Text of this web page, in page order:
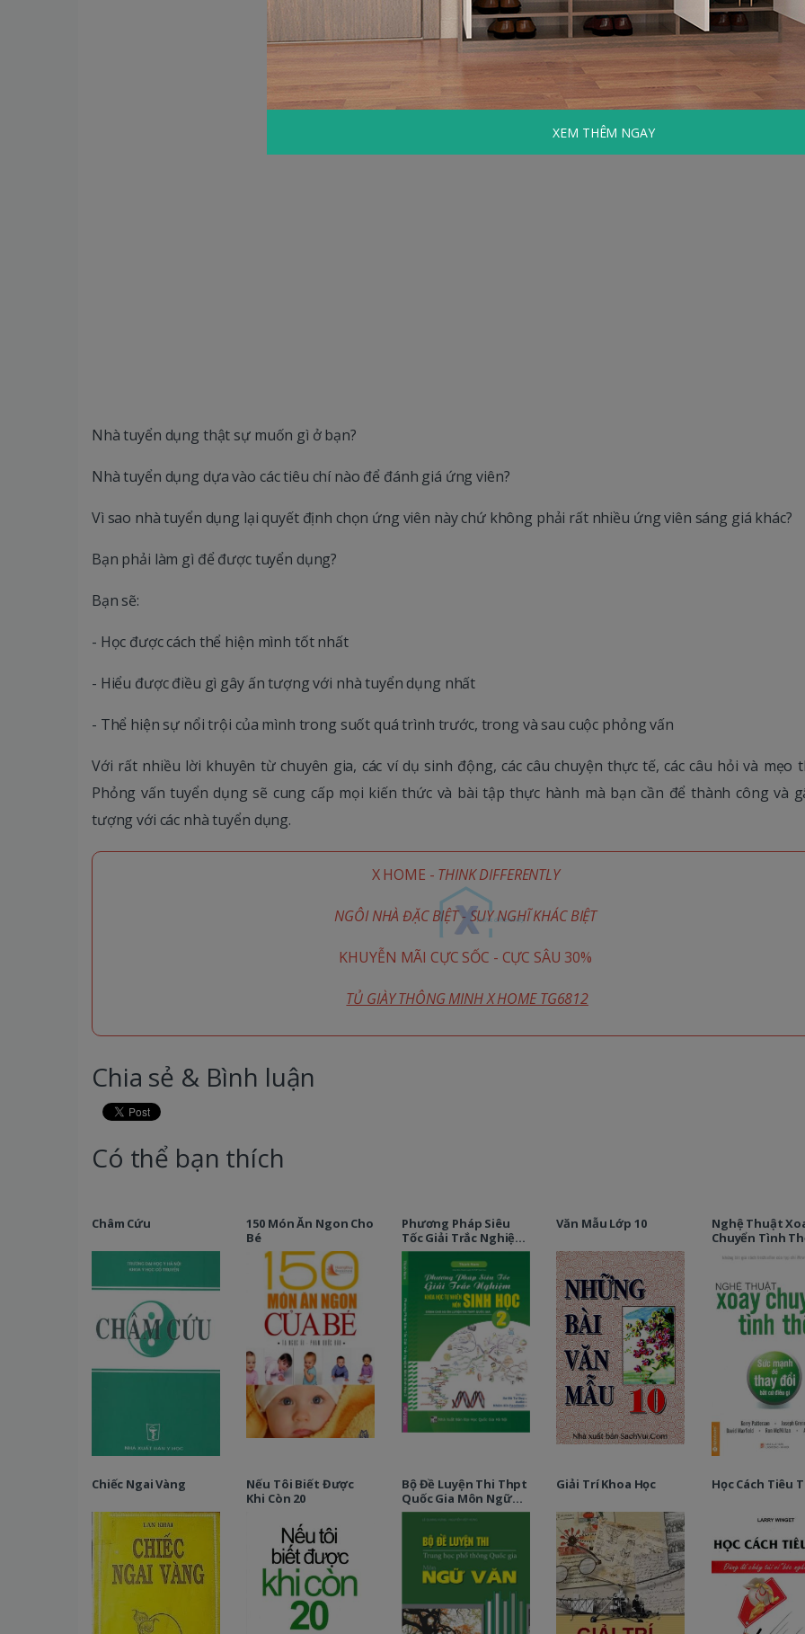
Nhà tuyển dụng thật sự muốn gì ở bạn?
Nhà tuyển dụng dựa vào các tiêu chí nào để đánh giá ứng viên?
Vì sao nhà tuyển dụng lại quyết định chọn ứng viên này chứ không phải rất nhiều ứng viên sáng giá khác?
Bạn phải làm gì để được tuyển dụng?
Bạn sẽ:
- Học được cách thể hiện mình tốt nhất
- Hiểu được điều gì gây ấn tượng với nhà tuyển dụng nhất
- Thể hiện sự nổi trội của mình trong suốt quá trình trước, trong và sau cuộc phỏng vấn
Với rất nhiều lời khuyên từ chuyên gia, các ví dụ sinh động, các câu chuyện thực tế, các câu hỏi và mẹo
Phỏng vấn tuyển dụng sẽ cung cấp mọi kiến thức và bài tập thực hành mà bạn cần để thành công và
tượng với các nhà tuyển dụng.
X HOME - THINK DIFFERENTLY
NGÔI NHÀ ĐẶC BIỆT - SUY NGHĨ KHÁC BIỆT
KHUYỄN MÃI CỰC SỐC - CỰC SÂU 30%
TỦ GIÀY THÔNG MINH X HOME TG6812
Chia sẻ & Bình luận
Có thể bạn thích
Châm Cứu
150 Món Ăn Ngon Cho
Bé
Phương Pháp Siêu
Tốc Giải Trắc Nghiệm
Khtn Môn Sinh Học -
Tập 2
Văn Mẫu Lớp 10
Nghệ Thuật
Chuyển Tình
Chiếc Ngai Vàng
Nếu Tôi Biết Được
Khi Còn 20
Bộ Đề Luyện Thi Thpt
Quốc Gia Môn Ngữ
Văn
Giải Trí Khoa Học Học Cách Tiêu
XEM THÊM NGAY